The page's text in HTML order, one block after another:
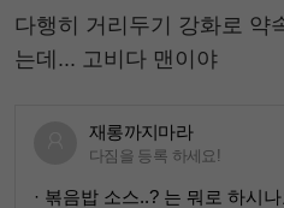
다행히 거리두기 강화로 약
는데... 고비다 맨이야
재롱까지마라
다짐을 등록 하세요!
· 볶음밥 소스..? 는 뭐로 하시나